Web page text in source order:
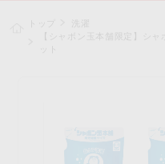
【シャボン玉本舗限定】シ